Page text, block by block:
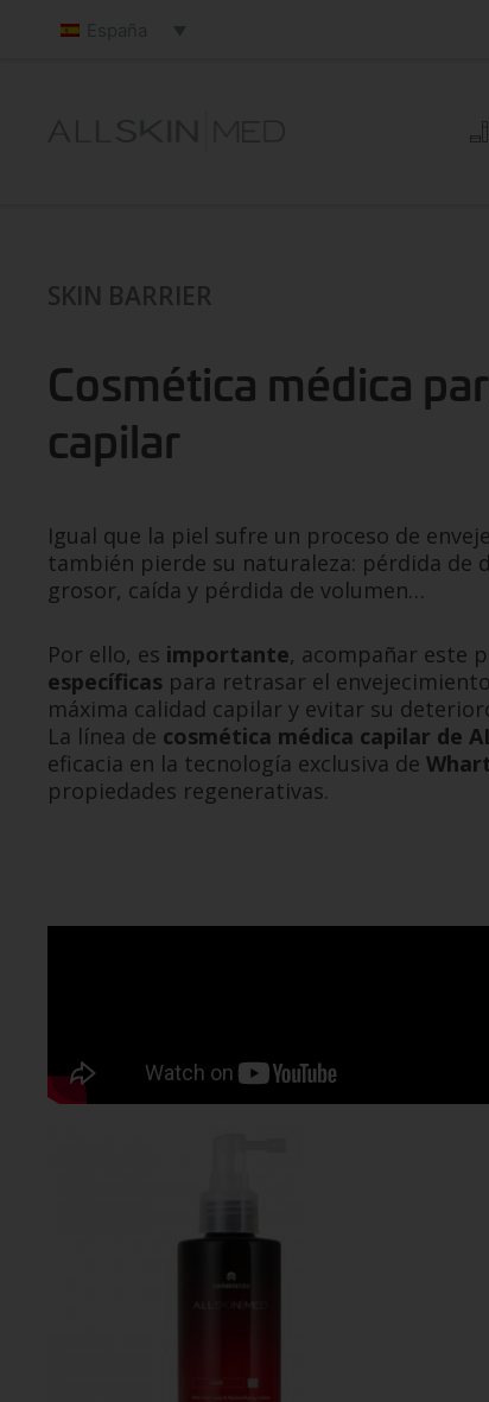
SKIN BARRIER
Cosmética médica
capilar
Igual que la piel sufre un proceso de
también pierde su naturaleza: pérdida de
grosor, caída y pérdida de volumen…
Por ello, es importante, acompañar este
específicas para retrasar el
máxima calidad capilar y evitar su
La línea de cosmética médica capilar de
eficacia en la tecnología exclusiva de
propiedades regenerativas.